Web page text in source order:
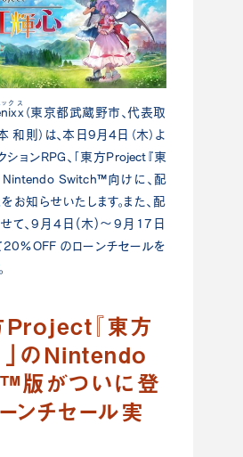
ックス
（東京都武蔵野市、代表取
和則）は、本⽇9⽉4⽇（⽊）よ
ションRPG、「東⽅Project『東
Nintendo Switch™向けに、配
お知らせいたします。また、配
て、9⽉4⽇(⽊)〜9⽉17⽇
のローンチセールを
『東⽅
」のNintendo
版がついに登
ンチセール実